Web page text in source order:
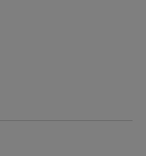
płatności